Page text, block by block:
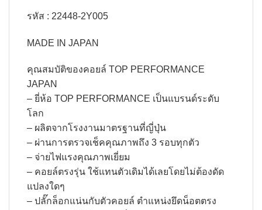
รหัส : 22448-2Y005
MADE IN JAPAN
คุณสมบัติของคอยล์ TOP PERFORMANCE
JAPAN
– ยี่ห้อ TOP PERFORMANCE เป็นแบรนด์ระดับ
โลก
– ผลิตจากโรงงานมาตรฐานที่ญี่ปุ่น
– ผ่านการตรวจเช็คคุณภาพถึง 3 รอบทุกตัว
– จ่ายไฟแรงคุณภาพเยี่ยม
– คอยล์ตรงรุ่น ใช้แทนตัวเดิมได้เลยโดยไม่ต้องดัด
แปลงใดๆ
– ปลั๊กล็อกแน่นกับตัวคอยล์ ตำแหน่งยึดน็อตตรง